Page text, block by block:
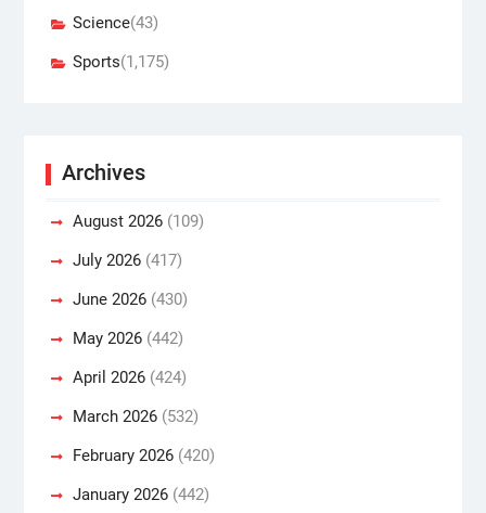
Science(43)
Sports(1,175)
Archives
August 2026(109)
July 2026(417)
June 2026(430)
May 2026(442)
April 2026(424)
March 2026(532)
February 2026(420)
January 2026(442)